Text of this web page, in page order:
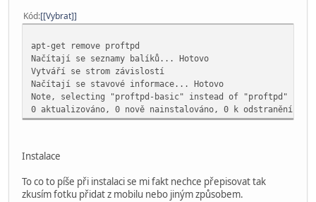
Kód [Vybrat]
apt-get remove proftpd
Načítají se seznamy balíků... Hotovo
Vytváří se strom závislostí
Načítají se stavové informace... Hotovo
Note, selecting "proftpd-basic" instead of "proftpd"
0 aktualizováno, 0 nově nainstalováno, 0 k odstranění a 0
Instalace
To co to píše při instalaci se mi fakt nechce přepisovat tak
zkusím fotku přidat z mobilu nebo jiným způsobem.